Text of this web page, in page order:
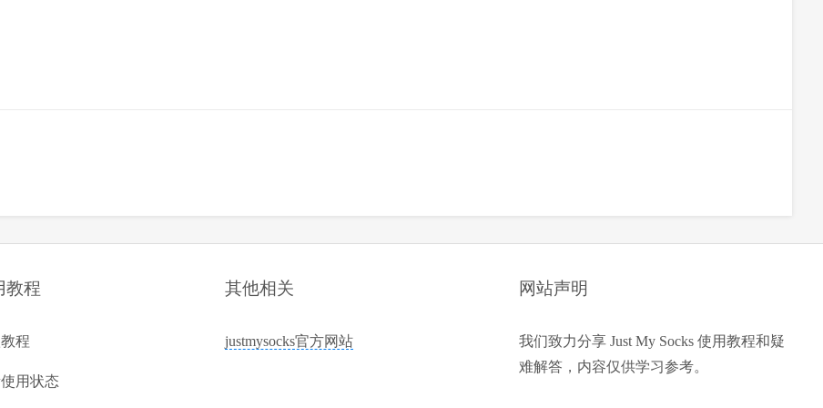
教程
程
用状态
其他相关
justmysocks官方网站
网站声明
我们致力分享 Just My Socks 使用教程和疑
难解答，内容仅供学习参考。